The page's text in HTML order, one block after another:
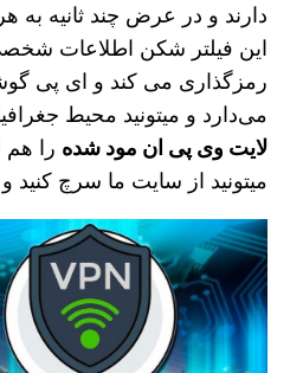
دارند و در عرض چند ثانیه
این فیلتر شکن اطلاعات
رمزگذاری می کند و ای پی
می‌دارد و میتونید محیط
لایت وی پی ان مود شده را هم
میتونید از سایت ما سرچ کنید و